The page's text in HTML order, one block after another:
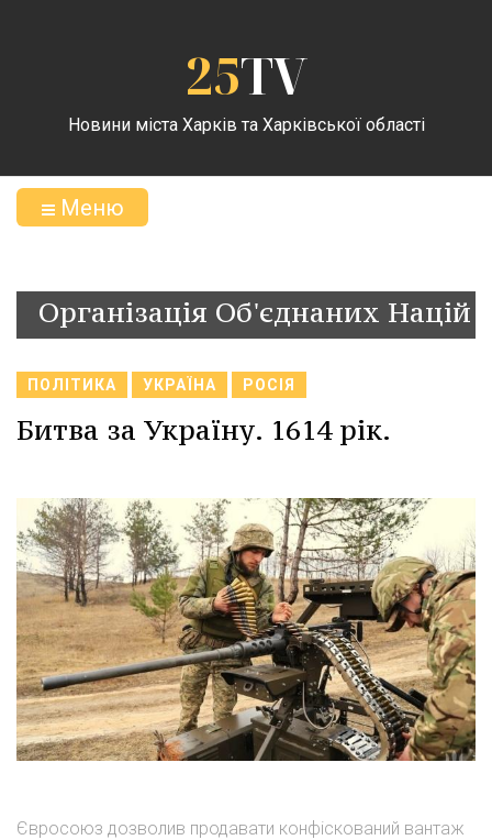
25TV
Новини міста Харків та Харківської області
Меню
Організація Об'єднаних Націй
ПОЛІТИКА УКРАЇНА РОСІЯ
Битва за Україну. 1614 рік.
Євросоюз дозволив продавати конфіскований вантаж